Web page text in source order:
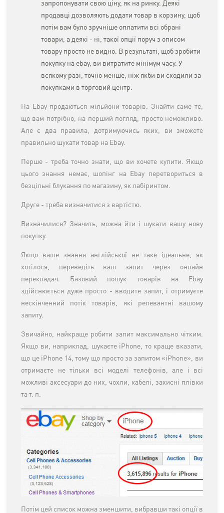
запропонувати свою ціну, як на ринку. Деякі
продавці дозволяють додати товар в корзину, щоб
потім вам було зручніше оплатити всі обрані
товари, а деякі - ні, такої опції поруч з описом
товару просто не видно. В результаті, щоб зробити
покупку на ebay, ви витратите мінімум часу. У
всякому разі, точно менше, ніж якби ви сходили за
покупками в торговий центр.
На Ebay продаються мільйони товарів. Знайти саме те,
що вам потрібно, на перший погляд, просто неможливо.
Але є два правила, дотримуючись яких, ви зможете
правильно шукати товар на Ebay.
Перше - треба точно знати, що ви хочете купити. Якщо
цього знання немає, шопінг на Ebay перетвориться в
безцільні блукання по магазину, як лабіринтом.
Друге - треба визначитися з вартістю.
Визначилися? Значить, можна йти і шукати вашу нову
покупку.
Якщо ваше знання англійської не таке ідеальне, як
хотілося, переведіть ваш запит через онлайн
перекладач. Базовий пошук товарів на Ebay
здійснюється дуже просто - вводите запит, і отримуєте
нескінченний потік товарів, які релевантні вашому
запиту.
Звичайно, найкраще робити запит максимально чітким.
Якщо ви, наприклад, шукаєте iPhone, то краще вказати,
що це iPhone 14, тому що просто за запитом «iPhone», ви
отримаєте не тільки всі моделі телефонів, але і всі
можливі аксесуари до них, чохли, кабелі, захисні плівки
та т. п.
Потім цей список можна зменшити, вибравши такі опції в